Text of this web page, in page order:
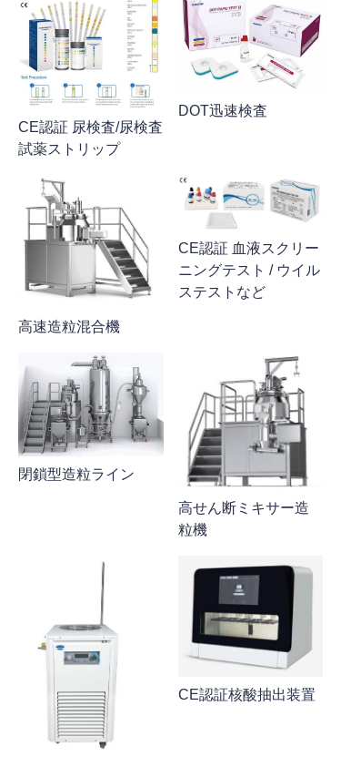
CE認証 尿検査/尿検査
試薬ストリップ
DOT迅速検査
高速造粒混合機
CE認証 血液スクリー
ニングテスト / ウイル
ステストなど
閉鎖型造粒ライン
高せん断ミキサー造
粒機
CE認証核酸抽出装置